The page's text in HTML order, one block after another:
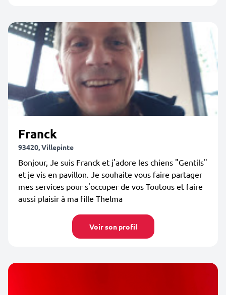
Franck
93420, Villepinte
Bonjour, Je suis Franck et j'adore les chiens "Gentils"
et je vis en pavillon. Je souhaite vous faire partager
mes services pour s'occuper de vos Toutous et faire
aussi plaisir à ma fille Thelma
Voir son profil